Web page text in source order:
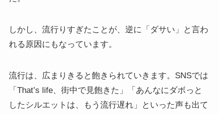
しかし、流行りすぎたことが、逆に「ダサい」と言わ
れる原因にもなっています。
流行は、広まりきると飽きられていきます。SNSでは
「That’s life、街中で見飽きた」「あんなにダボっと
したシルエットは、もう流行遅れ」といった声も出て